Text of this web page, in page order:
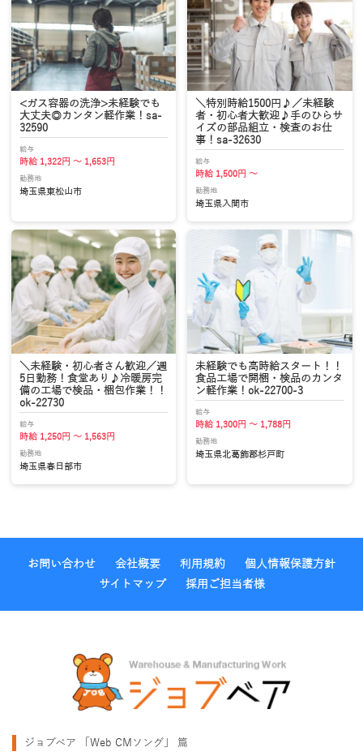
<ガス容器の洗浄>未経験でも
大丈夫◎カンタン軽作業！sa-
32590
給与
時給 1,322円 ～ 1,653円
勤務地
埼玉県東松山市
＼特別時給1500円♪／未経験
者・初心者大歓迎♪手のひらサ
イズの部品組立・検査のお仕
事！sa-32630
給与
時給 1,500円 ～
勤務地
埼玉県入間市
＼未経験・初心者さん歓迎／週
5日勤務！食堂あり♪冷暖房完
備の工場で検品・梱包作業！！
ok-22730
給与
時給 1,250円 ～ 1,563円
勤務地
埼玉県春日部市
未経験でも高時給スタート！！
食品工場で開梱・検品のカンタ
ン軽作業！ok-22700-3
給与
時給 1,300円 ～ 1,788円
勤務地
埼玉県北葛飾郡杉戸町
お問い合わせ 会社概要 利用規約
個人情報保護方針
サイトマップ
採用ご担当者様
ジョブベア 「Web CMソング」 篇